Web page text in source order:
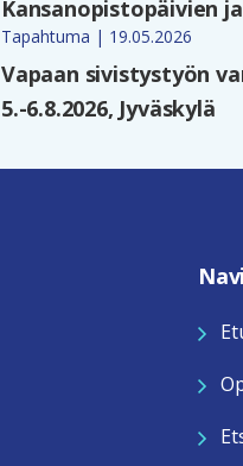
Kansanopistopäivien
Tapahtuma | 19.05.2026
Vapaan sivistystyön
5.-6.8.2026, Jyväskylä